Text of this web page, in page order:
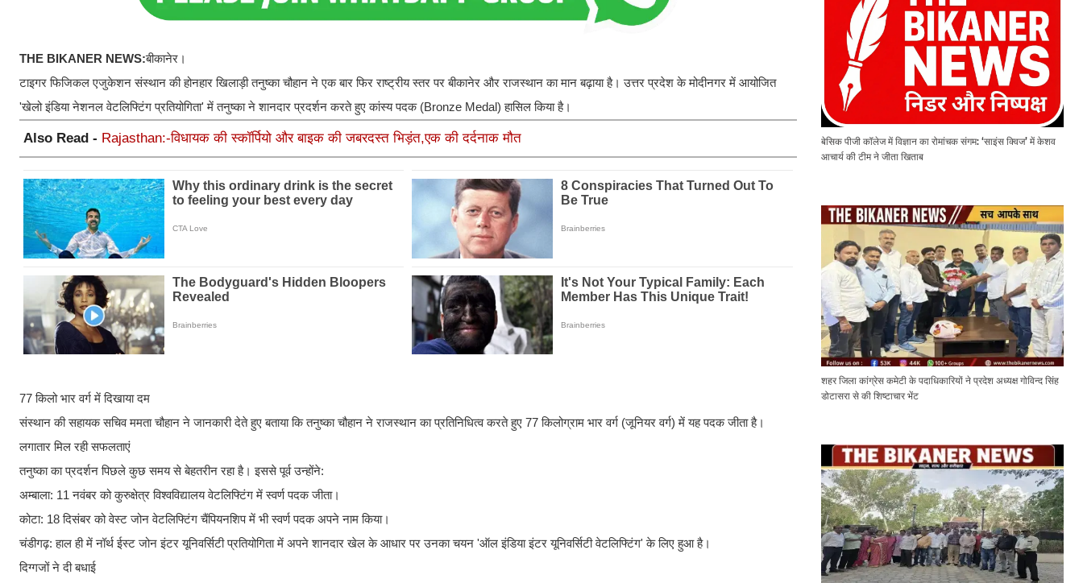
THE BIKANER NEWS:बीकानेर।
टाइगर फिजिकल एजुकेशन संस्थान की होनहार खिलाड़ी तनुष्का चौहान ने एक बार फिर राष्ट्रीय स्तर पर बीकानेर और राजस्थान का मान बढ़ाया है। उत्तर प्रदेश के मोदीनगर में आयोजित
'खेलो इंडिया नेशनल वेटलिफ्टिंग प्रतियोगिता' में तनुष्का ने शानदार प्रदर्शन करते हुए कांस्य पदक (Bronze Medal) हासिल किया है।
Also Read - Rajasthan:-विधायक की स्कॉर्पियो और बाइक की जबरदस्त भिड़ंत,एक की दर्दनाक मौत
​77 किलो भार वर्ग में दिखाया दम
संस्थान की सहायक सचिव ममता चौहान ने जानकारी देते हुए बताया कि तनुष्का चौहान ने राजस्थान का प्रतिनिधित्व करते हुए 77 किलोग्राम भार वर्ग (जूनियर वर्ग) में यह पदक जीता है।
​लगातार मिल रही सफलताएं
तनुष्का का प्रदर्शन पिछले कुछ समय से बेहतरीन रहा है। इससे पूर्व उन्होंने:
​अम्बाला: 11 नवंबर को कुरुक्षेत्र विश्वविद्यालय वेटलिफ्टिंग में स्वर्ण पदक जीता।
​कोटा: 18 दिसंबर को वेस्ट जोन वेटलिफ्टिंग चैंपियनशिप में भी स्वर्ण पदक अपने नाम किया।
​चंडीगढ़: हाल ही में नॉर्थ ईस्ट जोन इंटर यूनिवर्सिटी प्रतियोगिता में अपने शानदार खेल के आधार पर उनका चयन 'ऑल इंडिया इंटर यूनिवर्सिटी वेटलिफ्टिंग' के लिए हुआ है।
​दिग्गजों ने दी बधाई
बेसिक पीजी कॉलेज में विज्ञान का रोमांचक संगम: ‘साइंस क्विज’ में केशव
आचार्य की टीम ने जीता खिताब
शहर जिला कांग्रेस कमेटी के पदाधिकारियों ने प्रदेश अध्यक्ष गोविन्द सिंह
डोटासरा से की शिष्टाचार भेंट